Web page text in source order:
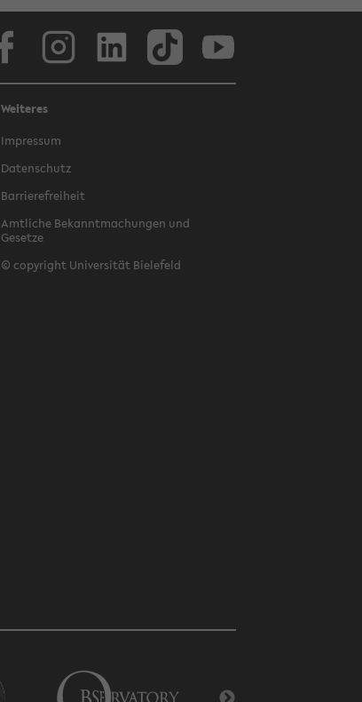
Weiteres
Impressum
Datenschutz
Barrierefreiheit
Amtliche Bekanntmachungen und
Gesetze
© copyright Universität Bielefeld